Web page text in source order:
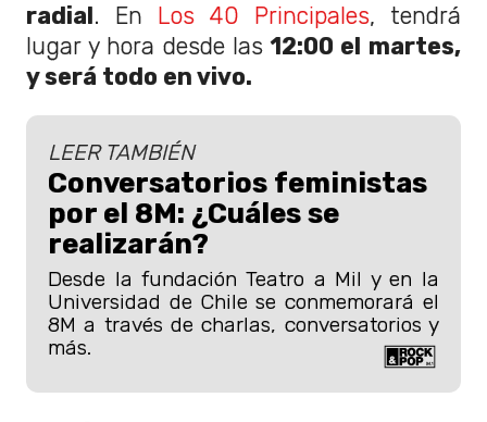
radial. En Los 40 Principales, tendrá
lugar y hora desde las 12:00 el martes,
y será todo en vivo.
LEER TAMBIÉN
Conversatorios feministas
por el 8M: ¿Cuáles se
realizarán?
Desde la fundación Teatro a Mil y en la
Universidad de Chile se conmemorará el
8M a través de charlas, conversatorios y
más.